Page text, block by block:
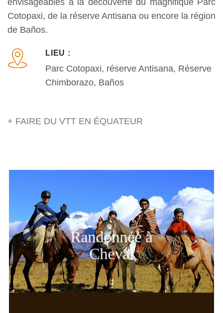
Cotopaxi, de la réserve Antisana ou encore la région
de Baños.
LIEU :
Parc Cotopaxi, réserve Antisana, Réserve
Chimborazo, Baños
+ FAIRE DU VTT EN ÉQUATEUR
Randonnée à
Cheval